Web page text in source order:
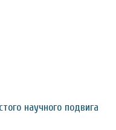
научного подвига